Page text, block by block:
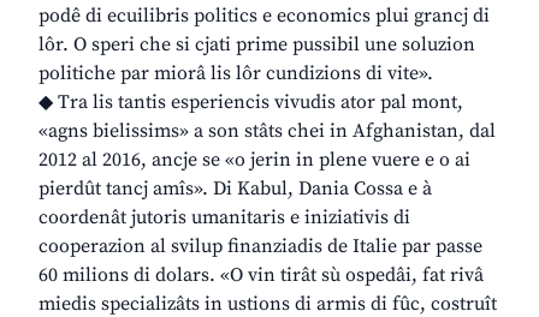
podê di ecuilibris politics e economics plui grancj di
lôr. O speri che si cjati prime pussibil une soluzion
politiche par miorâ lis lôr cundizions di vite».
◆ Tra lis tantis esperiencis vivudis ator pal mont,
«agns bielissims» a son stâts chei in Afghanistan, dal
2012 al 2016, ancje se «o jerin in plene vuere e o ai
pierdût tancj amîs». Di Kabul, Dania Cossa e à
coordenât jutoris umanitaris e iniziativis di
cooperazion al svilup finanziadis de Italie par passe
60 milions di dolars. «O vin tirât sù ospedâi, fat rivâ
miedis specializâts in ustions di armis di fûc, costruît